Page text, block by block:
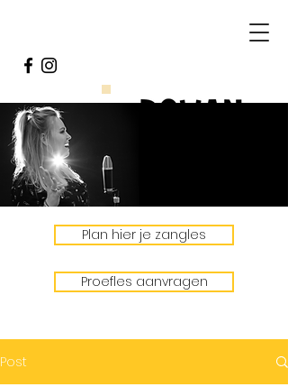
Plan hier je zangles
Proefles aanvragen
Post